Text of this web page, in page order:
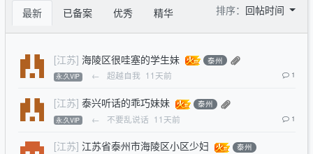
最新 已备案 优秀 精华 排序： 回帖时间
[江苏] 海陵区很哇塞的学生妹 泰州
永.久VIP ← 超越自我 11天前 1
[江苏] 泰兴听话的乖巧妹妹 泰州
永.久VIP ← 不要乱说话 11天前 1
[江苏] 江苏省泰州市海陵区小区少妇 泰州